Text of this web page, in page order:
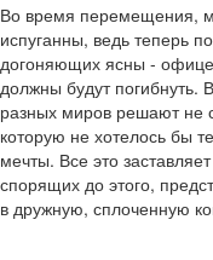
Во время перемещения,
испуганны, ведь теперь
догоняющих ясны -
должны будут погибнуть.
разных миров решают не
которую не хотелось бы
мечты. Все это
спорящих до этого,
в дружную, сплоченную